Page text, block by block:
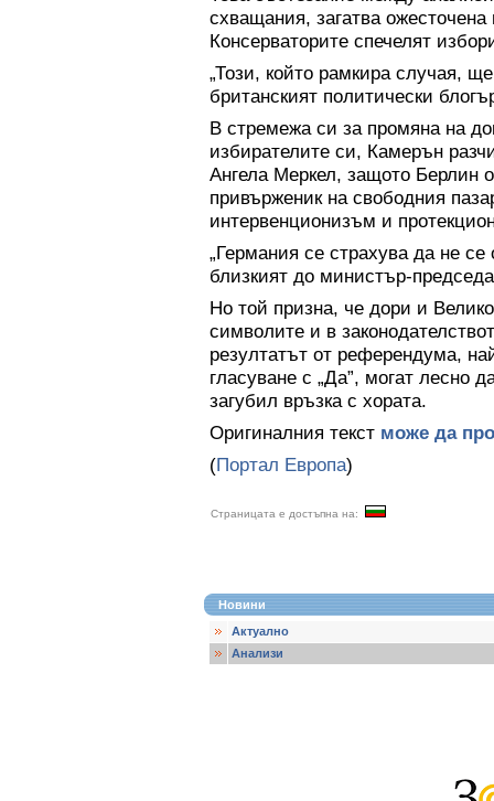
схващания, загатва
Консерваторите спечелят
„Този, който рамкира случая,
британският политически
В стремежа си за промяна на
избирателите си, Камерън
Ангела Меркел, защото Берлин
привърженик на свободния
интервенционизъм и
„Германия се страхува да не
близкият до министър-
Но той призна, че дори и
символите и в
резултатът от референдума,
гласуване с „Да”, могат лесно
загубил връзка с хората.
Оригиналния текст може да
(Портал Европа)
Страницата е достъпна на:
Новини
Актуално
Анализи